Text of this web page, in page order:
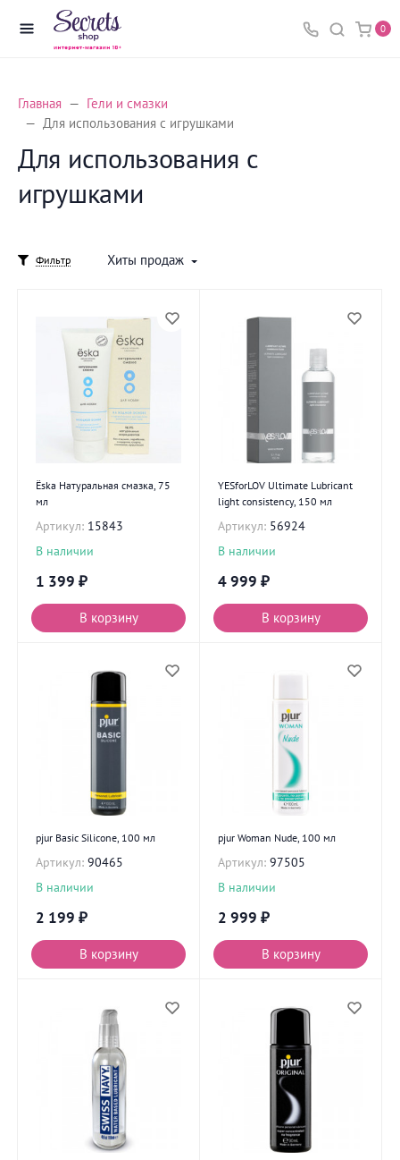
0
Главная
Гели и смазки
Для использования с игрушками
Для использования с
игрушками
Фильтр Хиты продаж
Ёska Натуральная смазка, 75
мл
Артикул: 15843
В наличии
1 399 ₽
В корзину
YESforLOV Ultimate Lubricant
light consistency, 150 мл
Артикул: 56924
В наличии
4 999 ₽
В корзину
pjur Basic Silicone, 100 мл
Артикул: 90465
В наличии
2 199 ₽
В корзину
pjur Woman Nude, 100 мл
Артикул: 97505
В наличии
2 999 ₽
В корзину